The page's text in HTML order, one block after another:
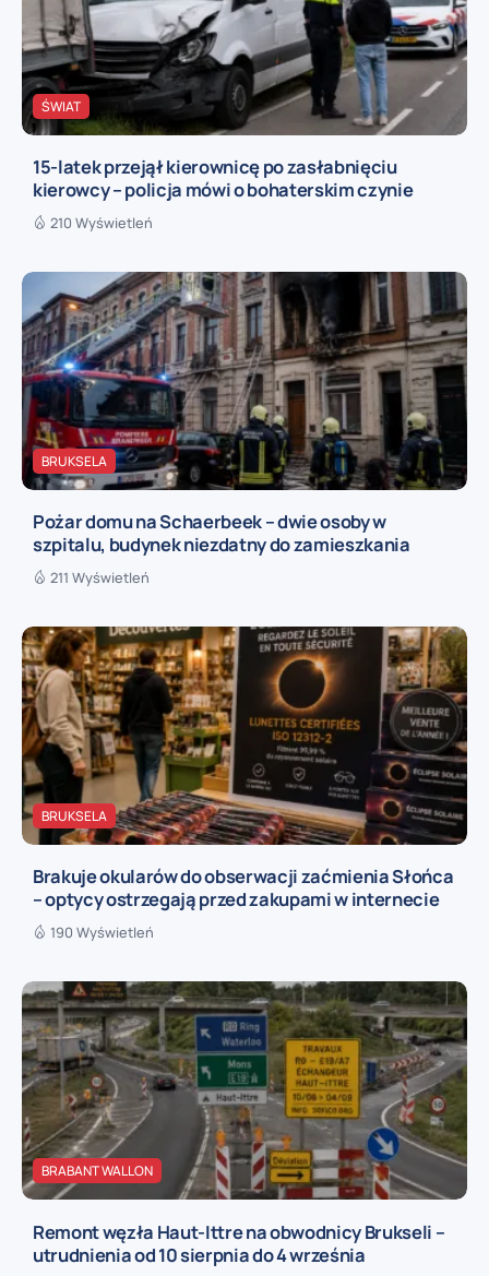
ŚWIAT
15-latek przejął kierownicę po zasłabnięciu
kierowcy – policja mówi o bohaterskim czynie
210 Wyświetleń
BRUKSELA
Pożar domu na Schaerbeek – dwie osoby w
szpitalu, budynek niezdatny do zamieszkania
211 Wyświetleń
BRUKSELA
Brakuje okularów do obserwacji zaćmienia Słońca
– optycy ostrzegają przed zakupami w internecie
190 Wyświetleń
BRABANT WALLON
Remont węzła Haut-Ittre na obwodnicy Brukseli –
utrudnienia od 10 sierpnia do 4 września